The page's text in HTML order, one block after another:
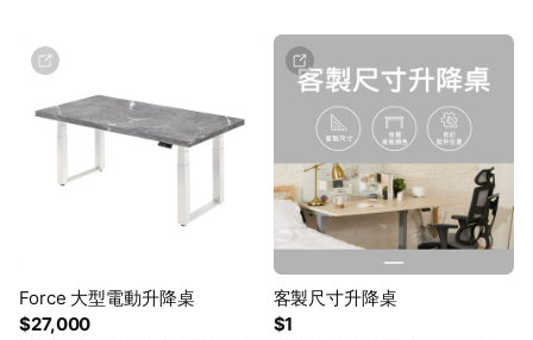
120kg，升降更平穩 ✅ 台灣品牌五
年保固，SGS 認證耐用十年
年
$27,000
Force 大型電動升降桌
$1
客製尺寸升降桌